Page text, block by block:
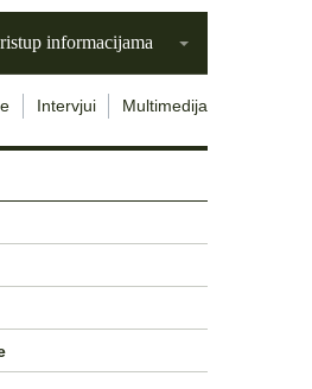
informacijama
Intervjui Multimedija